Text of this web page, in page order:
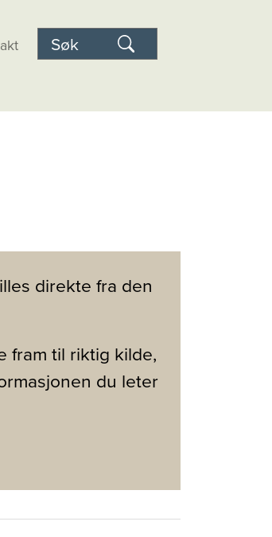
direkte fra den
fram til riktig kilde,
du leter